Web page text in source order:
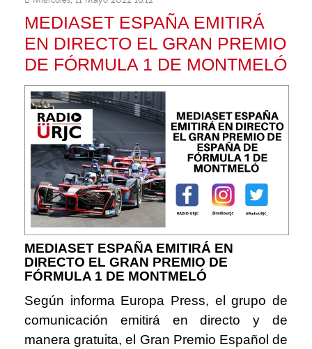
MEDIASET ESPAÑA EMITIRÁ
EN DIRECTO EL GRAN PREMIO
DE FÓRMULA 1 DE MONTMELÓ
MEDIASET ESPAÑA EMITIRÁ EN
DIRECTO EL GRAN PREMIO DE
FÓRMULA 1 DE MONTMELÓ
Según informa Europa Press, el grupo de
comunicación emitirá en directo y de
manera gratuita, el Gran Premio Español de